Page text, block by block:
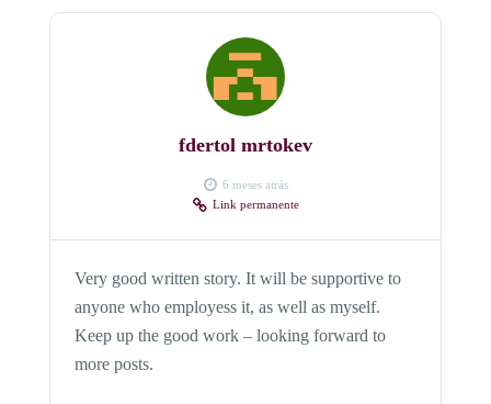
fdertol mrtokev
6 meses atrás
Link permanente
Very good written story. It will be supportive to
anyone who employess it, as well as myself.
Keep up the good work – looking forward to
more posts.